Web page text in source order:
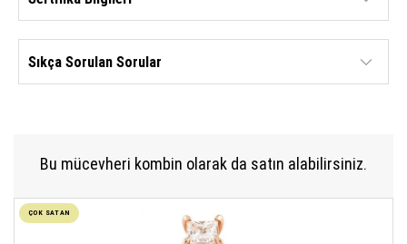
Sıkça Sorulan Sorular
Bu mücevheri kombin olarak da satın alabilirsiniz.
ÇOK SATAN